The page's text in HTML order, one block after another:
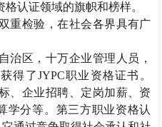
认证领域的旗帜和榜样。
重检验，在社会各界具有广
治区，十万企业管理人员，
得了JYPC职业资格证书。
、企业招聘、定岗加薪、资
学分等。第三方职业资格认